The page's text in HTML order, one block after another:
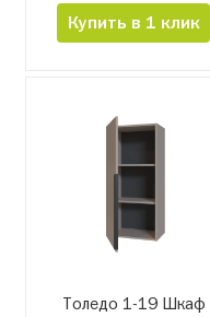
Купить в 1 клик
Толедо 1-19 Шкаф